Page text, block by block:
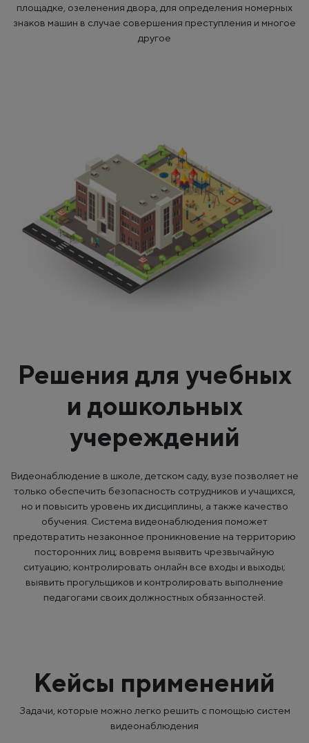
площадке, озеленения двора, для определения номерных
знаков машин в случае совершения преступления и многое
другое
Решения для учебных
и дошкольных
учереждений
Видеонаблюдение в школе, детском саду, вузе позволяет не
только обеспечить безопасность сотрудников и учащихся,
но и повысить уровень их дисциплины, а также качество
обучения. Система видеонаблюдения поможет
предотвратить незаконное проникновение на территорию
посторонних лиц; вовремя выявить чрезвычайную
ситуацию; контролировать онлайн все входы и выходы;
выявить прогульщиков и контролировать выполнение
педагогами своих должностных обязанностей.
Кейсы применений
Задачи, которые можно легко решить с помощью систем
видеонаблюдения